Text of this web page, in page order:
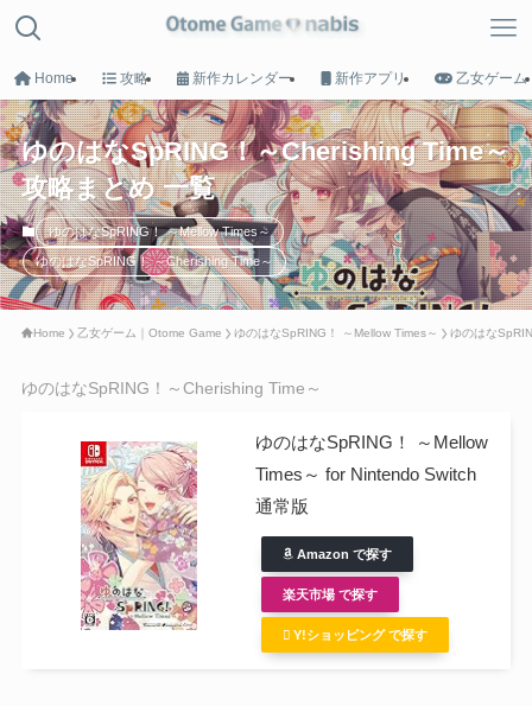
MENU
HOME
トップへ戻る
Game List
Calender
新作カレンダー
Otome Game
乙女ゲーム
Home 攻略 新作カレンダー 新作アプリ 乙女ゲーム
ゆのはなSpRING！～Cherishing Time～
攻略まとめ 一覧
ゆのはなSpRING！ ～Mellow Times～
ゆのはなSpRING！ ～Cherishing Time～
Home 乙女ゲーム｜Otome Game ゆのはなSpRING！ ～Mellow Times～ ゆのはな
ゆのはなSpRING！～Cherishing Time～
ゆのはなSpRING！ ～Mellow
Times～ for Nintendo Switch
通常版
Amazon で探す
楽天市場 で探す
Y!ショッピング で探す